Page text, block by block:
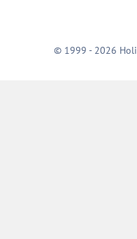
© 1999 - 2026